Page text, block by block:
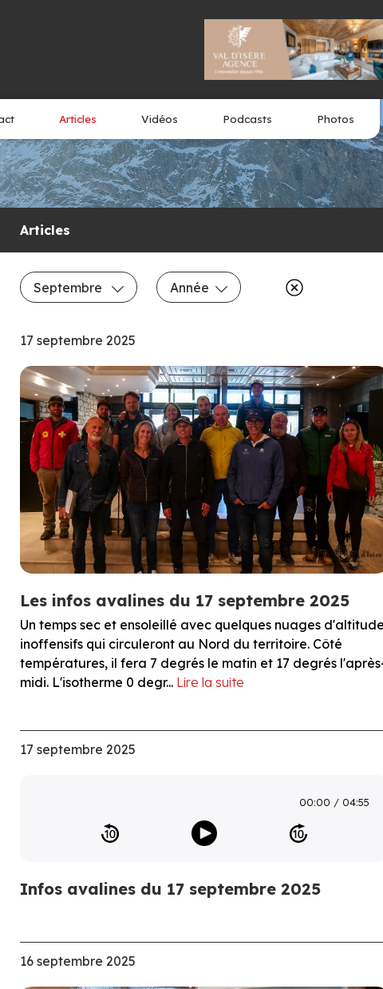
Articles Vidéos Podcasts Photos
Articles
Septembre Année
17 septembre 2025
Les infos avalines du 17 septembre 2025
Un temps sec et ensoleillé avec quelques nuages
inoffensifs qui circuleront au Nord du territoire. Côté
températures, il fera 7 degrés le matin et 17 degrés
midi. L'isotherme 0 degr... Lire la suite
17 septembre 2025
00:00 04:55
Infos avalines du 17 septembre 2025
16 septembre 2025